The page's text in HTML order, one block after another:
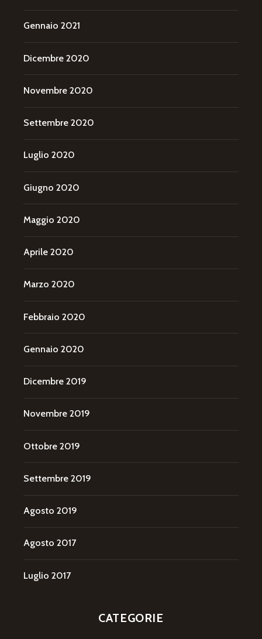
Gennaio 2021
Dicembre 2020
Novembre 2020
Settembre 2020
Luglio 2020
Giugno 2020
Maggio 2020
Aprile 2020
Marzo 2020
Febbraio 2020
Gennaio 2020
Dicembre 2019
Novembre 2019
Ottobre 2019
Settembre 2019
Agosto 2019
Agosto 2017
Luglio 2017
CATEGORIE